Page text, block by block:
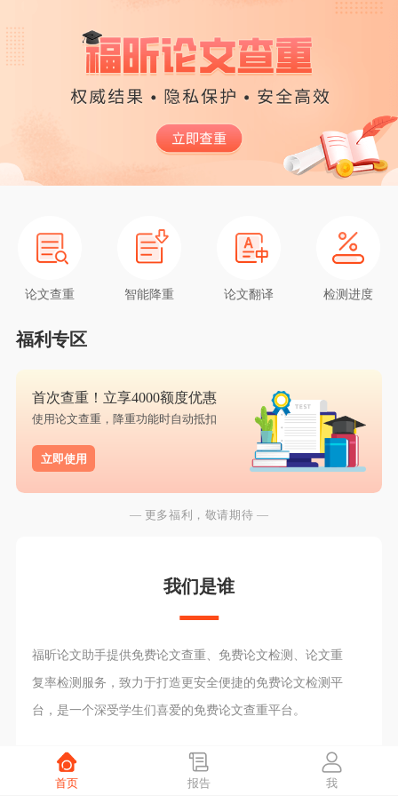
论文查重 智能降重 论文翻译 检测进度
福利专区
首次查重！立享4000额度优惠
使用论文查重，降重功能时自动抵扣
立即使用
— 更多福利，敬请期待 —
我们是谁
福昕论文助手提供免费论文查重、免费论文检测、论文重
复率检测服务，致力于打造更安全便捷的免费论文检测平
台，是一个深受学生们喜爱的免费论文查重平台。
首页 报告 我